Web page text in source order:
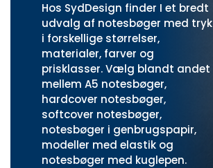
Hos SydDesign finder I et bredt
udvalg af notesbøger med tryk
i forskellige størrelser,
materialer, farver og
prisklasser. Vælg blandt andet
mellem A5 notesbøger,
hardcover notesbøger,
softcover notesbøger,
notesbøger i genbrugspapir,
modeller med elastik og
notesbøger med kuglepen.